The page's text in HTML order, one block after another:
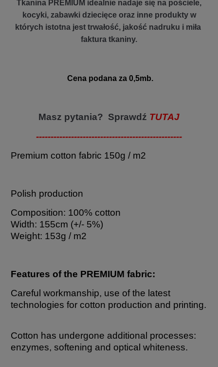
Tkanina PREMIUM idealnie nadaje się na pościele,
kocyki, zabawki dziecięce oraz inne produkty w
których istotna jest trwałość, jakość nadruku i miła
faktura tkaniny.
Cena podana za 0,5mb.
Masz pytania? Sprawdź TUTAJ
--------------------------------------------------
Premium cotton fabric 150g / m2
Polish production
Composition: 100% cotton
Width: 155cm (+/- 5%)
Weight: 153g / m2
Features of the PREMIUM fabric:
Careful workmanship, use of the latest
technologies for cotton production and printing.
Cotton has undergone additional processes:
enzymes, softening and optical whiteness.